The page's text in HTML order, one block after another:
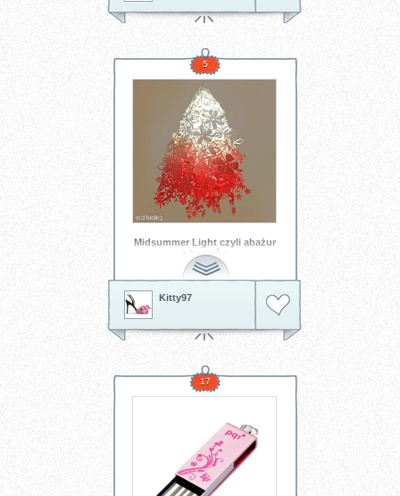
5
Midsummer Light czyli abażur
z kwiatów
Kitty97
17